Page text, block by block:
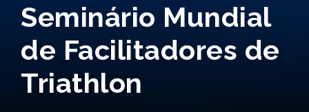
Seminário Mundial
de Facilitadores de
Triathlon